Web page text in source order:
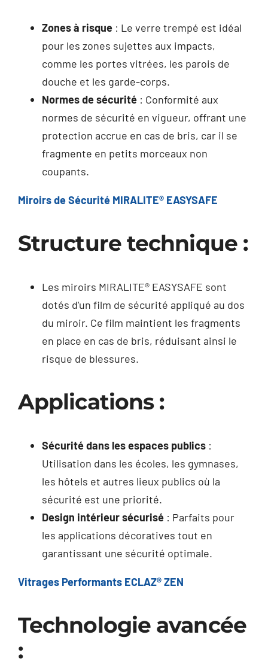
Zones à risque: Le verre trempé est idéal
pour les zones sujettes aux impacts,
comme les portes vitrées, les parois de
douche et les garde-corps.
Normes de sécurité: Conformité aux
normes de sécurité en vigueur, offrant une
protection accrue en cas de bris, car il se
fragmente en petits morceaux non
coupants.
Miroirs de Sécurité MIRALITE® EASYSAFE
Structure technique :
Les miroirs MIRALITE® EASYSAFE sont
dotés d'un film de sécurité appliqué au dos
du miroir. Ce film maintient les fragments
en place en cas de bris, réduisant ainsi le
risque de blessures.
Applications :
Sécurité dans les espaces publics:
Utilisation dans les écoles, les gymnases,
les hôtels et autres lieux publics où la
sécurité est une priorité.
Design intérieur sécurisé: Parfaits pour
les applications décoratives tout en
garantissant une sécurité optimale.
Vitrages Performants ECLAZ® ZEN
Technologie avancée
: